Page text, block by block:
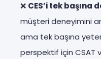
❌ CES’i tek başına
müşteri deneyimini
ama tek başına
perspektif için CSAT